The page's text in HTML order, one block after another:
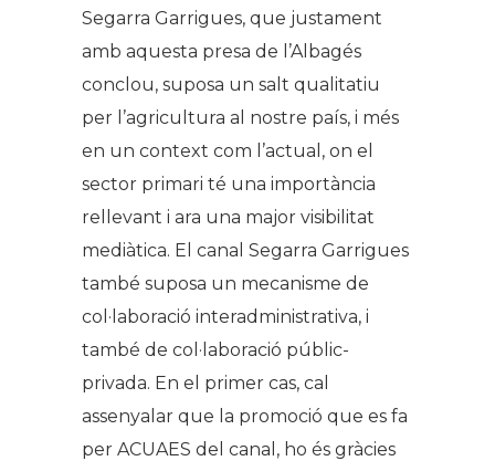
Segarra Garrigues, que justament
amb aquesta presa de l’Albagés
conclou, suposa un salt qualitatiu
per l’agricultura al nostre país, i més
en un context com l’actual, on el
sector primari té una importància
rellevant i ara una major visibilitat
mediàtica. El canal Segarra Garrigues
també suposa un mecanisme de
col·laboració interadministrativa, i
també de col·laboració públic-
privada. En el primer cas, cal
assenyalar que la promoció que es fa
per ACUAES del canal, ho és gràcies